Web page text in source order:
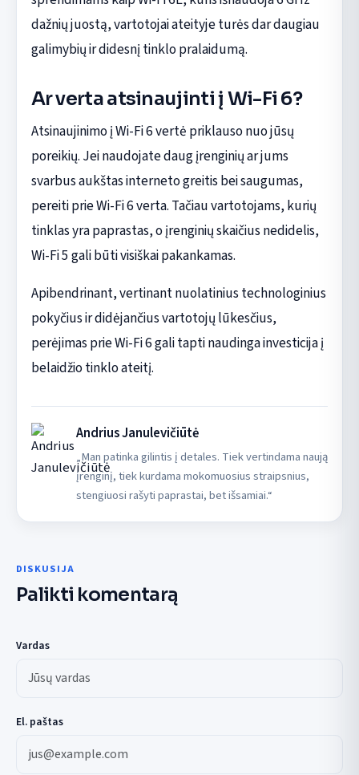
dažnių juostą, vartotojai ateityje turės dar daugiau
galimybių ir didesnį tinklo pralaidumą.
Ar verta atsinaujinti į Wi-Fi 6?
Atsinaujinimo į Wi-Fi 6 vertė priklauso nuo jūsų
poreikių. Jei naudojate daug įrenginių ar jums
svarbus aukštas interneto greitis bei saugumas,
pereiti prie Wi-Fi 6 verta. Tačiau vartotojams, kurių
tinklas yra paprastas, o įrenginių skaičius nedidelis,
Wi-Fi 5 gali būti visiškai pakankamas.
Apibendrinant, vertinant nuolatinius technologinius
pokyčius ir didėjančius vartotojų lūkesčius,
perėjimas prie Wi-Fi 6 gali tapti naudinga investicija į
belaidžio tinklo ateitį.
Andrius Janulevičiūtė
„Man patinka gilintis į detales. Tiek vertindama naują
įrenginį, tiek kurdama mokomuosius straipsnius,
stengiuosi rašyti paprastai, bet išsamiai.“
DISKUSIJA
Palikti komentarą
Vardas
El. paštas